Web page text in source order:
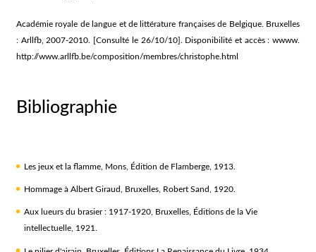
Académie royale de langue et de littérature françaises de Belgique. Bruxelles
: Arllfb, 2007-2010. [Consulté le 26/10/10]. Disponibilité et accès : wwww.
http://www.arllfb.be/composition/membres/christophe.html
Bibliographie
Les jeux et la flamme, Mons, Édition de Flamberge, 1913.
Hommage à Albert Giraud , Bruxelles, Robert Sand, 1920.
Aux lueurs du brasier : 1917-1920, Bruxelles, Éditions de la Vie
intellectuelle, 1921.